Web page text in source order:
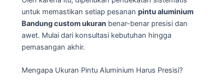
untuk memastikan setiap pesanan pintu aluminium
Bandung custom ukuran benar-benar presisi dan
awet. Mulai dari konsultasi kebutuhan hingga
pemasangan akhir.
Mengapa Ukuran Pintu Aluminium Harus Presisi?